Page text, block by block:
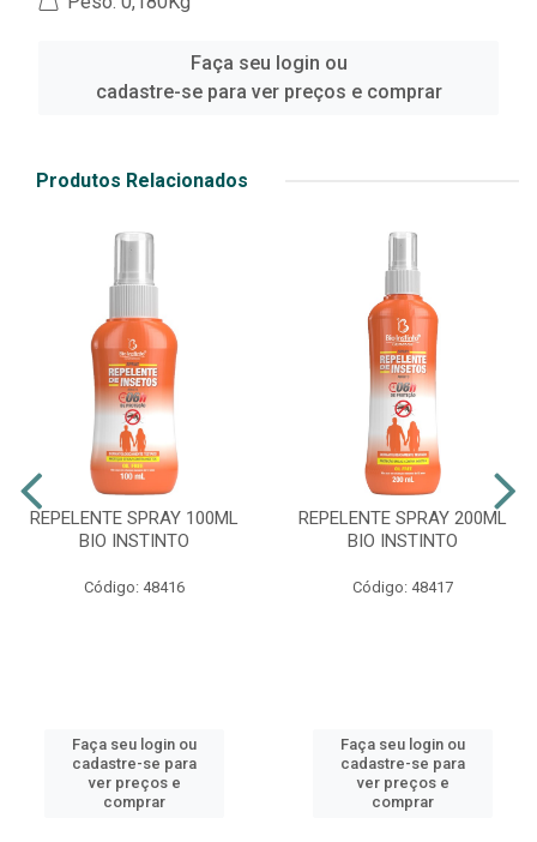
Faça seu login ou
cadastre-se para ver preços e comprar
Produtos Relacionados
REPELENTE SPRAY 100ML
BIO INSTINTO
Código: 48416
Faça seu login ou
cadastre-se para
ver preços e
comprar
REPELENTE SPRAY 200ML
BIO INSTINTO
Código: 48417
Faça seu login ou
cadastre-se para
ver preços e
comprar